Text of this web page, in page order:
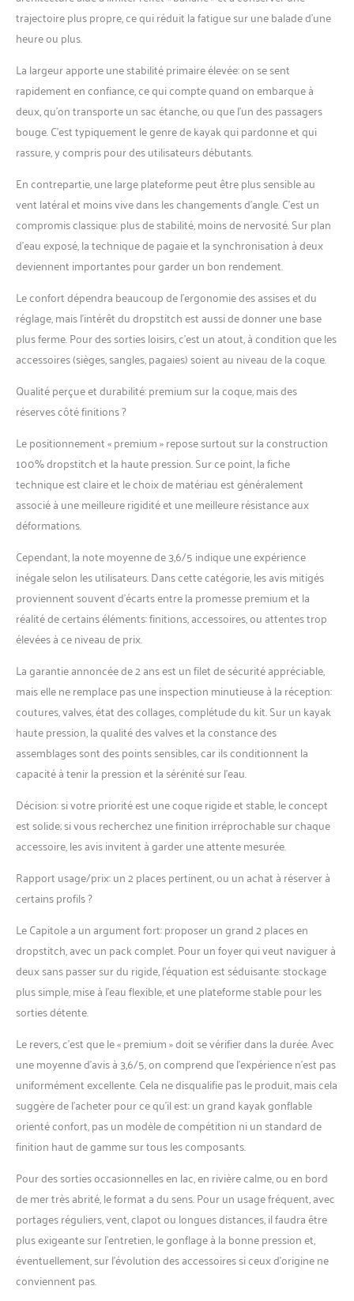
trajectoire plus propre, ce qui réduit la fatigue sur une balade d’une
heure ou plus.
La largeur apporte une stabilité primaire élevée: on se sent
rapidement en confiance, ce qui compte quand on embarque à
deux, qu’on transporte un sac étanche, ou que l’un des passagers
bouge. C’est typiquement le genre de kayak qui pardonne et qui
rassure, y compris pour des utilisateurs débutants.
En contrepartie, une large plateforme peut être plus sensible au
vent latéral et moins vive dans les changements d’angle. C’est un
compromis classique: plus de stabilité, moins de nervosité. Sur plan
d’eau exposé, la technique de pagaie et la synchronisation à deux
deviennent importantes pour garder un bon rendement.
Le confort dépendra beaucoup de l’ergonomie des assises et du
réglage, mais l’intérêt du dropstitch est aussi de donner une base
plus ferme. Pour des sorties loisirs, c’est un atout, à condition que les
accessoires (sièges, sangles, pagaies) soient au niveau de la coque.
Qualité perçue et durabilité: premium sur la coque, mais des
réserves côté finitions ?
Le positionnement « premium » repose surtout sur la construction
100% dropstitch et la haute pression. Sur ce point, la fiche
technique est claire et le choix de matériau est généralement
associé à une meilleure rigidité et une meilleure résistance aux
déformations.
Cependant, la note moyenne de 3,6/5 indique une expérience
inégale selon les utilisateurs. Dans cette catégorie, les avis mitigés
proviennent souvent d’écarts entre la promesse premium et la
réalité de certains éléments: finitions, accessoires, ou attentes trop
élevées à ce niveau de prix.
La garantie annoncée de 2 ans est un filet de sécurité appréciable,
mais elle ne remplace pas une inspection minutieuse à la réception:
coutures, valves, état des collages, complétude du kit. Sur un kayak
haute pression, la qualité des valves et la constance des
assemblages sont des points sensibles, car ils conditionnent la
capacité à tenir la pression et la sérénité sur l’eau.
Décision: si votre priorité est une coque rigide et stable, le concept
est solide; si vous recherchez une finition irréprochable sur chaque
accessoire, les avis invitent à garder une attente mesurée.
Rapport usage/prix: un 2 places pertinent, ou un achat à réserver à
certains profils ?
Le Capitole a un argument fort: proposer un grand 2 places en
dropstitch, avec un pack complet. Pour un foyer qui veut naviguer à
deux sans passer sur du rigide, l’équation est séduisante: stockage
plus simple, mise à l’eau flexible, et une plateforme stable pour les
sorties détente.
Le revers, c’est que le « premium » doit se vérifier dans la durée. Avec
une moyenne d’avis à 3,6/5, on comprend que l’expérience n’est pas
uniformément excellente. Cela ne disqualifie pas le produit, mais cela
suggère de l’acheter pour ce qu’il est: un grand kayak gonflable
orienté confort, pas un modèle de compétition ni un standard de
finition haut de gamme sur tous les composants.
Pour des sorties occasionnelles en lac, en rivière calme, ou en bord
de mer très abrité, le format a du sens. Pour un usage fréquent, avec
portages réguliers, vent, clapot ou longues distances, il faudra être
plus exigeante sur l’entretien, le gonflage à la bonne pression et,
éventuellement, sur l’évolution des accessoires si ceux d’origine ne
conviennent pas.